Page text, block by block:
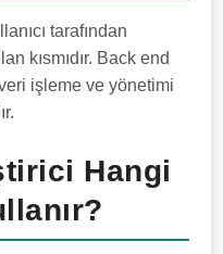
tarafından
kısmıdır. Back end
işleme ve yönetimi
Hangi